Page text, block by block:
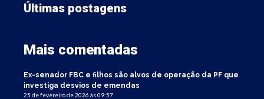
Últimas postagens
Mais comentadas
Ex-senador FBC e filhos são alvos de operação da PF que
investiga desvios de emendas
25 de fevereiro de 2026 às 09:57